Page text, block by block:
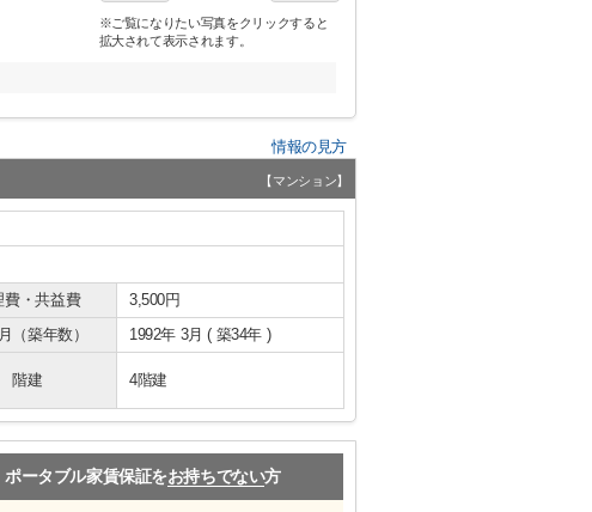
※ご覧になりたい写真をクリックすると
拡大されて表示されます。
情報の見方
【マンション】
費・共益費
3,500円
（築年数） 1992年 3月 ( 築34年 )
階建 4階建
ポータブル家賃保証をお持ちでない方